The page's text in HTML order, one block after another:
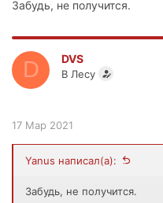
Забудь, не получится.
D DVS
В Лесу
17 Мар 2021
Yanus написал(а):
Забудь, не получится.